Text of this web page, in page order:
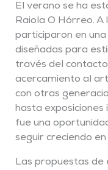
El verano se ha
Raiola O Hórreo. A
participaron en
diseñadas para
través del
acercamiento al
con otras
hasta exposiciones
fue una
seguir creciendo en
Las propuestas de